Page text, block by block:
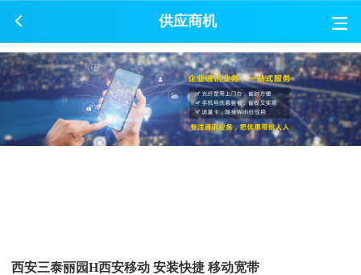
供应商机
西安三泰丽园H西安移动 安装快捷 移动宽带